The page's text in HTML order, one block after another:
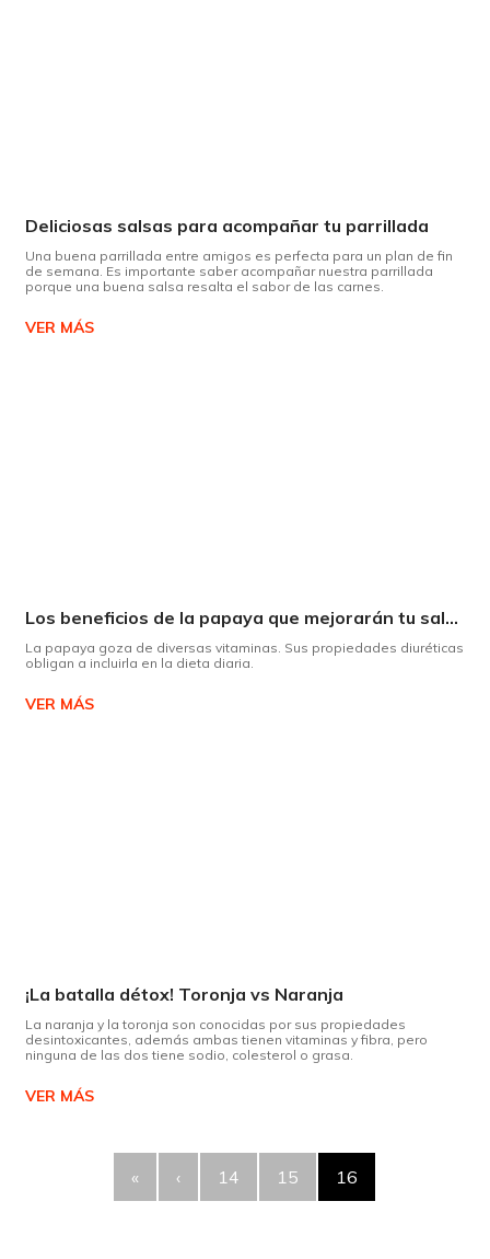
Deliciosas salsas para acompañar tu parrillada
Una buena parrillada entre amigos es perfecta para un plan de fin
de semana. Es importante saber acompañar nuestra parrillada
porque una buena salsa resalta el sabor de las carnes.
VER MÁS
Los beneficios de la papaya que mejorarán tu salud
La papaya goza de diversas vitaminas. Sus propiedades diuréticas
obligan a incluirla en la dieta diaria.
VER MÁS
¡La batalla détox! Toronja vs Naranja
La naranja y la toronja son conocidas por sus propiedades
desintoxicantes, además ambas tienen vitaminas y fibra, pero
ninguna de las dos tiene sodio, colesterol o grasa.
VER MÁS
« ‹ 14 15 16